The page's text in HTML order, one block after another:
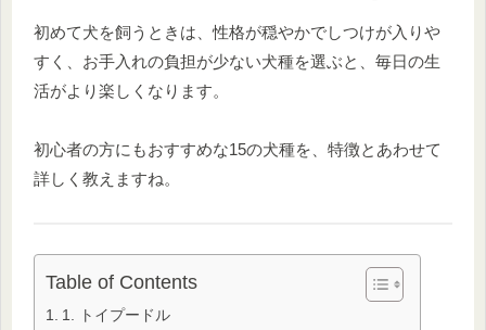
初めて犬を飼うときは、性格が穏やかでしつけが入りや
すく、お手入れの負担が少ない犬種を選ぶと、毎日の生
活がより楽しくなります。
初心者の方にもおすすめな15の犬種を、特徴とあわせて
詳しく教えますね。
Table of Contents
1. トイプードル